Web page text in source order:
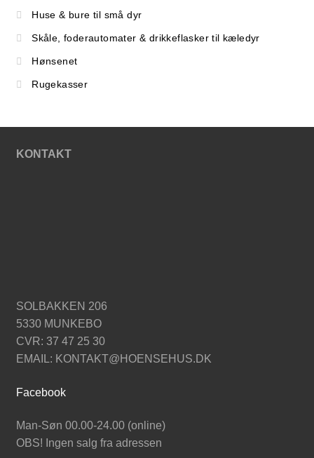
Huse & bure til små dyr
Skåle, foderautomater & drikkeflasker til kæledyr
Hønsenet
Rugekasser
KONTAKT
SOLBAKKEN 206
5330 MUNKEBO
CVR: 37 47 25 30
EMAIL: KONTAKT@HOENSEHUS.DK
Facebook
Man-Søn 00.00-24.00 (online)
OBS! Ingen salg fra adressen